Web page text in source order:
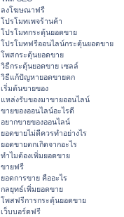
ลงโฆษณาฟรี
โปรโมทเพจร้านค้า
โปรโมทกระตุ้นยอดขาย
โปรโมทฟรีออนไลน์กระตุ้นยอดขาย
โพสกระตุ้นยอดขาย
วิธีกระตุ้นยอดขาย เซลล์
วิธีแก้ปัญหายอดขายตก
เริ่มต้นขายของ
แหล่งรับของมาขายออนไลน์
ขายของออนไลน์อะไรดี
อยากขายของออนไลน์
ยอดขายไม่ดีควรทำอย่างไร
ยอดขายตกเกิดจากอะไร
ทำไมต้องเพิ่มยอดขาย
ขายฟรี
ยอดการขาย คืออะไร
กลยุทธ์เพิ่มยอดขาย
โพสฟรีการกระตุ้นยอดขาย
เว็บบอร์ดฟรี